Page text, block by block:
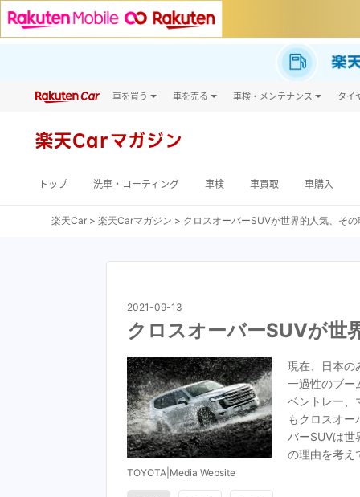
車を買う
新車
車を売る 車検・メンテナンス タイ
楽天Carマガジン
トップ 洗車・コーティング 車検 車買取 車購入
楽天Car 楽天Carマガジン クロスオーバーSUVが世界的人気、そ
2021-09-13
クロスオーバーSUVが世
TOYOTA|Media Website
現在、日本の
一過性のブー
ベントレー、
もクロスオー
バーSUVは
の理由を考え